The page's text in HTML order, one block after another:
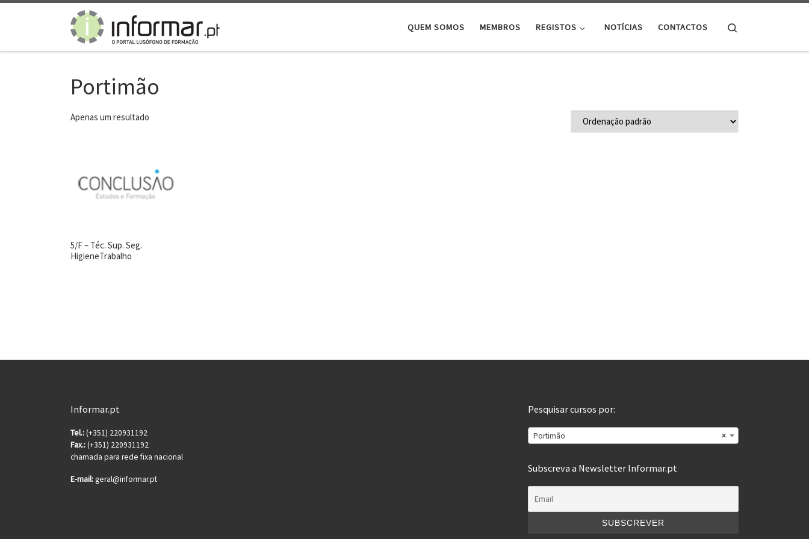
Skip to content
QUEM SOMOS MEMBROS REGISTOS NOTÍCIAS CONTACTOS
Portimão
Apenas um resultado
5/F – Téc. Sup. Seg.
HigieneTrabalho
Informar.pt
Tel.:(+351) 220931192
Fax.:(+351) 220931192
chamada para rede fixa nacional
E-mail:geral@informar.pt
Pesquisar cursos por:
×
Portimão
Subscreva a Newsletter Informar.pt